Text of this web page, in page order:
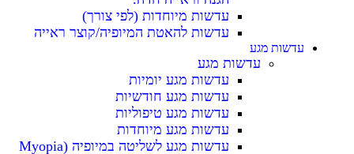
עדשות מיוחדות (לפי צורך)
עדשות להאטת המיופיה/קוצר ראייה
עדשות מגע
עדשות מגע
עדשות מגע יומיות
עדשות מגע חודשיות
עדשות מגע טיפוליות
עדשות מגע מיוחדות
עדשות מגע לשליטה במיופיה (Myopia